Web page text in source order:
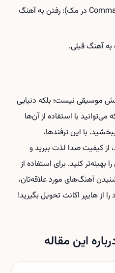
Ctrl + Right Arrow (یا Command در مک): رفتن به آهنگ
موسیقی نیست؛ بلکه دنیایی
با استفاده از آن‌ها
با این ترفندها،
از کیفیت صدا لذت ببرید و
کنید. برای استفاده از
آهنگ‌های مورد علاقه‌تان،
را از هایپر اکانت تحویل بگیرید!
این مقاله